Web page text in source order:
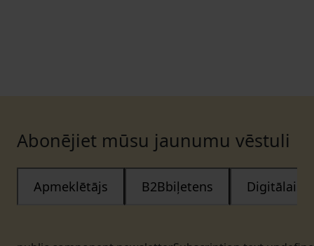
Abonējiet mūsu jaunumu vēstuli
Apmeklētājs B2Bbiļetens Digitālais